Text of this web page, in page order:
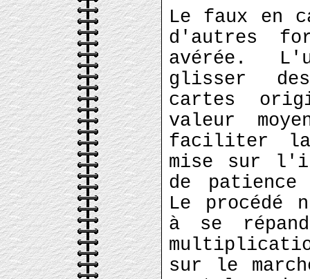
Le faux en
d'autres
avérée.
glisser
cartes
valeur
faciliter la
mise sur
de
Le procédé
à se
sur le